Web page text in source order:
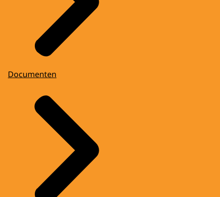
Documenten